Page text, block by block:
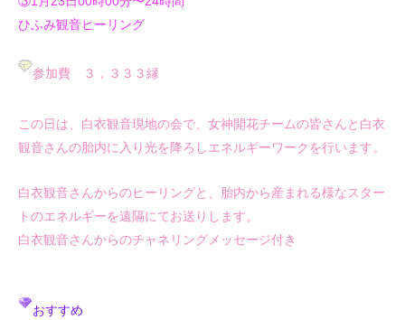
ひふみ観音ヒーリング
参加費 ３，３３３縁
この日は、白衣観音現地の会で、女神開花チームの皆さんと白衣
観音さんの胎内に入り光を降ろしエネルギーワークを行います。
白衣観音さんからのヒーリングと、胎内から産まれる様なスター
トのエネルギーを遠隔にてお送りします。
白衣観音さんからのチャネリングメッセージ付き
おすすめ